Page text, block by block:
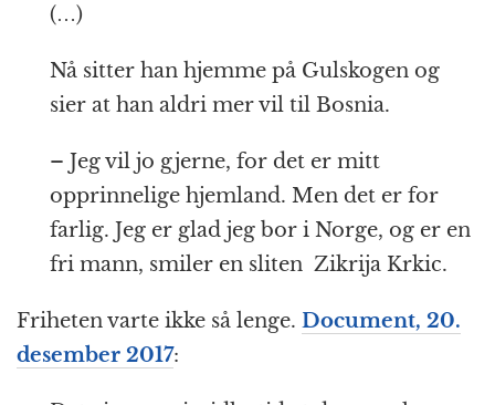
(…)
Nå sitter han hjemme på Gulskogen og
sier at han aldri mer vil til Bosnia.
– Jeg vil jo gjerne, for det er mitt
opprinnelige hjemland. Men det er for
farlig. Jeg er glad jeg bor i Norge, og er en
fri mann, smiler en sliten Zikrija Krkic.
Friheten varte ikke så lenge. Document, 20.
desember 2017: